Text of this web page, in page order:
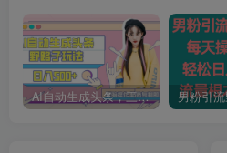
AI自动生成头条，三天必起号，三分钟轻松发布内容，复制粘贴，保姆级教…